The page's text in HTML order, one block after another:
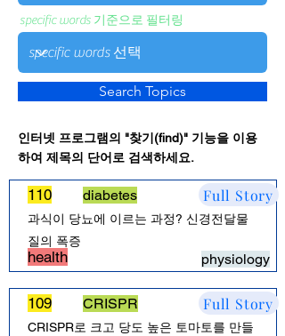
specific words 기준으로 필터링
Search Topics
인터넷 프로그램의 "찾기(find)" 기능을 이용
하여 제목의 단어로 검색하세요.
110 Full Story
diabetes
과식이 당뇨에 이르는 과정? 신경전달물
질의 폭증
health physiology
109 Full Story
CRISPR
CRISPR로 크고 당도 높은 토마토를 만들